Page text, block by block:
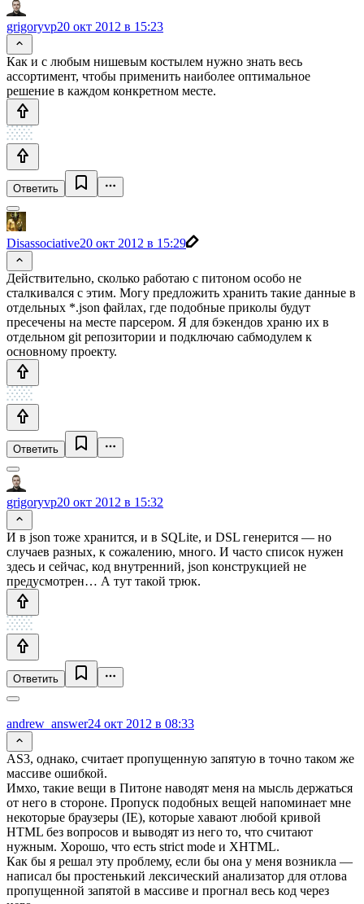
grigoryvp20 окт 2012 в 15:23
Как и с любым нишевым костылем нужно знать весь
ассортимент, чтобы применить наиболее оптимальное
решение в каждом конкретном месте.
Ответить
Disassociative20 окт 2012 в 15:29
Действительно, сколько работаю с питоном особо не
сталкивался с этим. Могу предложить хранить такие данные в
отдельных *.json файлах, где подобные приколы будут
пресечены на месте парсером. Я для бэкендов храню их в
отдельном git репозитории и подключаю сабмодулем к
основному проекту.
Ответить
grigoryvp20 окт 2012 в 15:32
И в json тоже хранится, и в SQLite, и DSL генерится — но
случаев разных, к сожалению, много. И часто список нужен
здесь и сейчас, код внутренний, json конструкцией не
предусмотрен… А тут такой трюк.
Ответить
andrew_answer24 окт 2012 в 08:33
AS3, однако, считает пропущенную запятую в точно таком же
массиве ошибкой.
Имхо, такие вещи в Питоне наводят меня на мысль держаться
от него в стороне. Пропуск подобных вещей напоминает мне
некоторые браузеры (IE), которые хавают любой кривой
HTML без вопросов и выводят из него то, что считают
нужным. Хорошо, что есть strict mode и XHTML.
Как бы я решал эту проблему, если бы она у меня возникла —
написал бы простенький лексический анализатор для отлова
пропущенной запятой в массиве и прогнал весь код через